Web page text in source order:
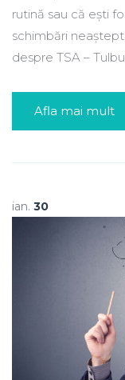
rutină sau că ești
schimbări
despre TSA –
Afla mai mult
ian. 30